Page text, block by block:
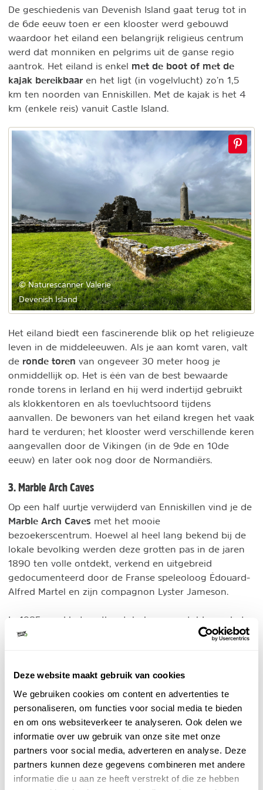
Deze website maakt gebruik van cookies
We gebruiken cookies om content en advertenties te
personaliseren, om functies voor social media te bieden
en om ons websiteverkeer te analyseren. Ook delen we
informatie over uw gebruik van onze site met onze
partners voor social media, adverteren en analyse. Deze
partners kunnen deze gegevens combineren met andere
informatie die u aan ze heeft verstrekt of die ze hebben
De geschiedenis van Devenish Island gaat terug tot in
de 6de eeuw toen er een klooster werd gebouwd
waardoor het eiland een belangrijk religieus centrum
werd dat monniken en pelgrims uit de ganse regio
aantrok. Het eiland is enkel met de boot of met de
kajak bereikbaar en het ligt (in vogelvlucht) zo’n 1,5
km ten noorden van Enniskillen. Met de kajak is het 4
km (enkele reis) vanuit Castle Island.
© Naturescanner Valerie
Devenish Island
Het eiland biedt een fascinerende blik op het religieuze
leven in de middeleeuwen. Als je aan komt varen, valt
de ronde toren van ongeveer 30 meter hoog je
onmiddellijk op. Het is één van de best bewaarde
ronde torens in Ierland en hij werd indertijd gebruikt
als klokkentoren en als toevluchtsoord tijdens
aanvallen. De bewoners van het eiland kregen het vaak
hard te verduren; het klooster werd verschillende keren
aangevallen door de Vikingen (in de 9de en 10de
eeuw) en later ook nog door de Normandiërs.
3. Marble Arch Caves
Op een half uurtje verwijderd van Enniskillen vind je de
Marble Arch Caves met het mooie
bezoekerscentrum. Hoewel al heel lang bekend bij de
lokale bevolking werden deze grotten pas in de jaren
1890 ten volle ontdekt, verkend en uitgebreid
gedocumenteerd door de Franse speleoloog Édouard-
Alfred Martel en zijn compagnon Lyster Jameson.
In 1985 werd het grottenstelsel opengesteld voor het
brede publiek. Onder leiding van ervaren gidsen
van de grotten. Deze rondleidingen duren ca. 75
minuten. Je verkent de grotten zowelper boot als te
voet.